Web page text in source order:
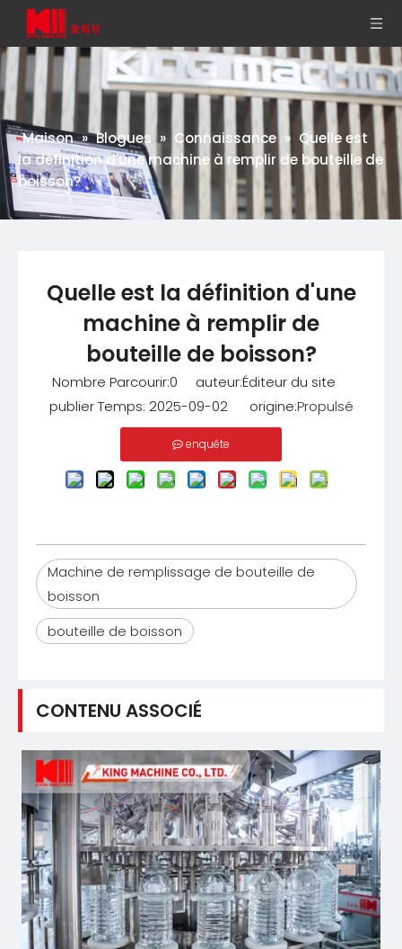
Maison » Blogues » Connaissance » Quelle est
la définition d'une machine à remplir de bouteille de
boisson?
Quelle est la définition d'une
machine à remplir de
bouteille de boisson?
Nombre Parcourir:0 auteur:Éditeur du site
publier Temps: 2025-09-02 origine:Propulsé
enquête
Machine de remplissage de bouteille de
boisson
bouteille de boisson
CONTENU ASSOCIÉ